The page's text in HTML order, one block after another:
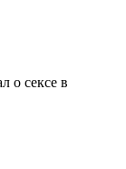
о сексе в